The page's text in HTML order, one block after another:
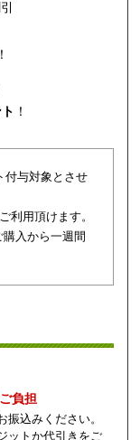
！
付与対象とさせ
利用頂けます。
入から一週間
負担
込みください。
ットか代引きをご